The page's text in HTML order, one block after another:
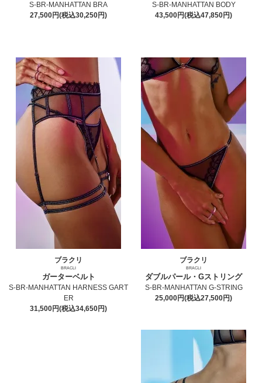
S-BR-MANHATTAN BRA
27,500円(税込30,250円)
S-BR-MANHATTAN BODY
43,500円(税込47,850円)
ブラクリ
BRACLI
ガーターベルト
S-BR-MANHATTAN HARNESS GART
ER
31,500円(税込34,650円)
ブラクリ
BRACLI
ダブルパール・Gストリング
S-BR-MANHATTAN G-STRING
25,000円(税込27,500円)